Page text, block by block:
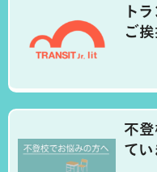
ト
ご
不
てい